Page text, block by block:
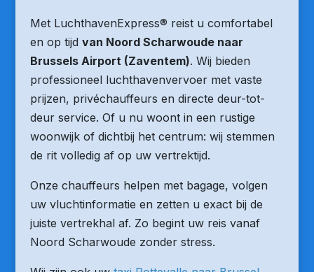
Met LuchthavenExpress® reist u comfortabel
en op tijd van Noord Scharwoude naar
Brussels Airport (Zaventem). Wij bieden
professioneel luchthavenvervoer met vaste
prijzen, privéchauffeurs en directe deur-tot-
deur service. Of u nu woont in een rustige
woonwijk of dichtbij het centrum: wij stemmen
de rit volledig af op uw vertrektijd.
Onze chauffeurs helpen met bagage, volgen
uw vluchtinformatie en zetten u exact bij de
juiste vertrekhal af. Zo begint uw reis vanaf
Noord Scharwoude zonder stress.